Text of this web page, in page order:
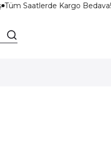
Tüm Saatlerde Kargo Bedava!